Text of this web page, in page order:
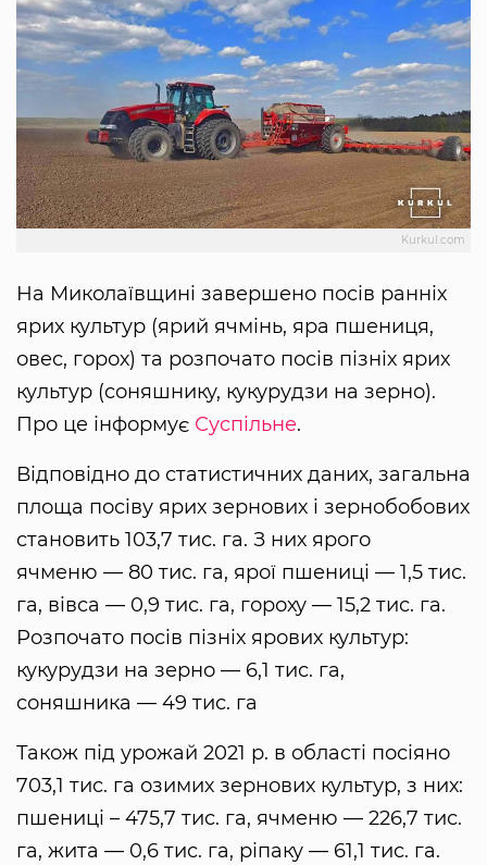
Kurkul.com
На Миколаївщині завершено посів ранніх
ярих культур (ярий ячмінь, яра пшениця,
овес, горох) та розпочато посів пізніх ярих
культур (соняшнику, кукурудзи на зерно).
Про це інформує Суспільне.
Відповідно до статистичних даних, загальна
площа посіву ярих зернових і зернобобових
становить 103,7 тис. га. З них ярого
ячменю — 80 тис. га, ярої пшениці — 1,5 тис.
га, вівса — 0,9 тис. га, гороху — 15,2 тис. га.
Розпочато посів пізніх ярових культур:
кукурудзи на зерно — 6,1 тис. га,
соняшника — 49 тис. га
Також під урожай 2021 р. в області посіяно
703,1 тис. га озимих зернових культур, з них:
пшениці – 475,7 тис. га, ячменю — 226,7 тис.
га, жита — 0,6 тис. га, ріпаку — 61,1 тис. га.